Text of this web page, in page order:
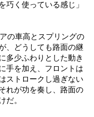
巧く使っている感じ」
の車高とスプリングの
、どうしても路面の継
多少ふわりとした動き
手を加え、フロントは
ストロークし過ぎない
れが功を奏し、路面の
だ。